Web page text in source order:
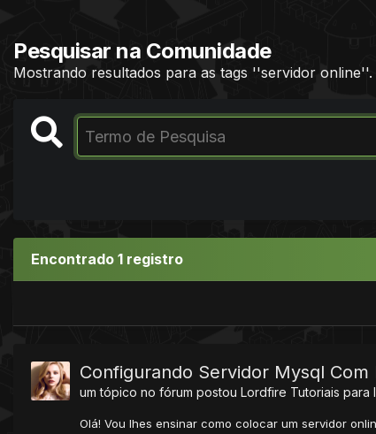
Pesquisar na Comunidade
Mostrando resultados para as tags ''servidor online''.
Encontrado 1 registro
Configurando Servidor Mysql
um tópico no fórum postou Lordfire Tutoriais para
Olá! Vou lhes ensinar como colocar um servidor